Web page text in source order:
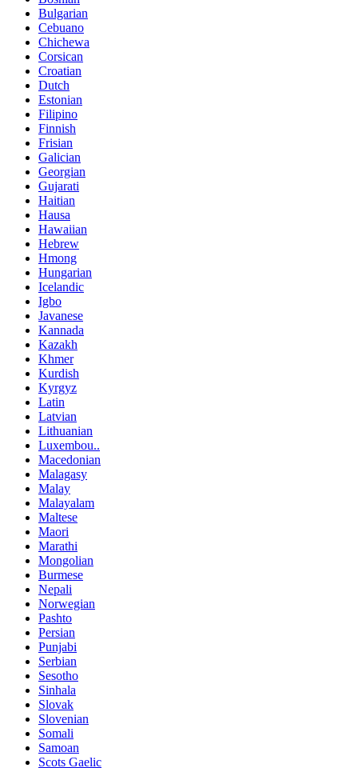
Bulgarian
Cebuano
Chichewa
Corsican
Croatian
Dutch
Estonian
Filipino
Finnish
Frisian
Galician
Georgian
Gujarati
Haitian
Hausa
Hawaiian
Hebrew
Hmong
Hungarian
Icelandic
Igbo
Javanese
Kannada
Kazakh
Khmer
Kurdish
Kyrgyz
Latin
Latvian
Lithuanian
Luxembou..
Macedonian
Malagasy
Malay
Malayalam
Maltese
Maori
Marathi
Mongolian
Burmese
Nepali
Norwegian
Pashto
Persian
Punjabi
Serbian
Sesotho
Sinhala
Slovak
Slovenian
Somali
Samoan
Scots Gaelic